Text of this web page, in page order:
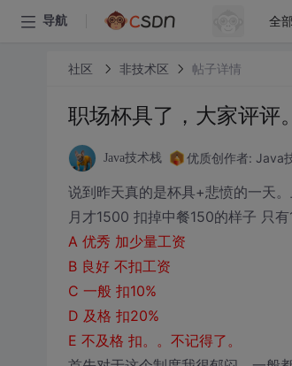
导航 全部
社区 非技术区 帖子详情
职场杯具了，大家评评
Java技术栈 优质创作者: Java
说到昨天真的是杯具+悲愤的一天
月才1500 扣掉中餐150的样子 只
A 优秀 加少量工资
B 良好 不扣工资
C 一般 扣10%
D 及格 扣20%
E 不及格 扣。。不记得了。